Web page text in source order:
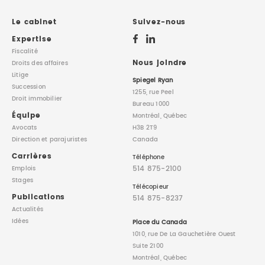
PROPRIÉTÉ INTELLECTUELLE
DROIT DE LA FAMILLE
Le cabinet
Expertise
Fiscalité
Droits des affaires
Litige
Succession
Droit immobilier
Équipe
Avocats
Directionet parajuristes
Carrières
Emplois
Stages
Publications
Actualités
Idées
Suivez-nous
Nous joindre
Spiegel Ryan
1255, rue Peel
Bureau 1000
Montréal, Québec
H3B 2T9
Canada
Téléphone
514 875-2100
Télécopieur
514 875-8237
Place du Canada
1010, rue De La Gauchetière Ouest
Suite 2100
Montréal, Québec